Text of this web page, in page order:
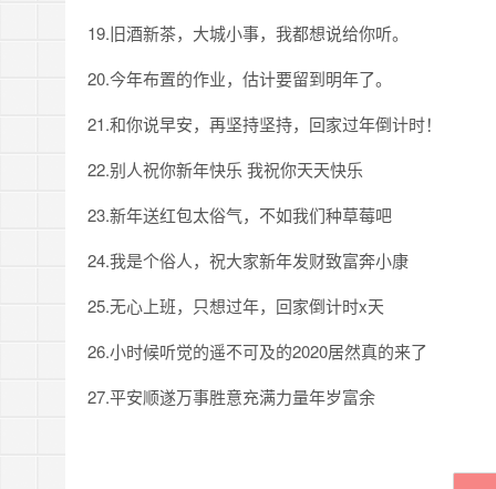
19.旧酒新茶，大城小事，我都想说给你听。
20.今年布置的作业，估计要留到明年了。
21.和你说早安，再坚持坚持，回家过年倒计时！
22.别人祝你新年快乐 我祝你天天快乐
23.新年送红包太俗气，不如我们种草莓吧
24.我是个俗人，祝大家新年发财致富奔小康
25.无心上班，只想过年，回家倒计时x天
26.小时候听觉的遥不可及的2020居然真的来了
27.平安顺遂万事胜意充满力量年岁富余